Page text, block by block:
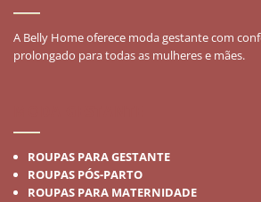
A Belly Home oferece moda gestante com
prolongado para todas as mulheres e mães.
ROUPAS PARA GESTANTE
ROUPAS PÓS-PARTO
ROUPAS PARA MATERNIDADE